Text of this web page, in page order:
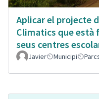
Aplicar el projecte
Climatics que està
seus centres
Javier Municipi